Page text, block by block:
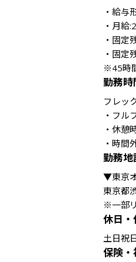
・給与
・月給
・固定
・固定
※45時
勤務時
フレッ
・フル
・休憩
勤務地
▼東京
東京都
※一部
休日・
土日祝
保険・